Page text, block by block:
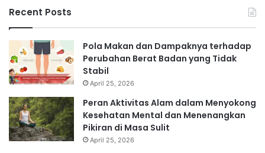
Recent Posts
Pola Makan dan Dampaknya terhadap
Perubahan Berat Badan yang Tidak
Stabil
April 25, 2026
Peran Aktivitas Alam dalam Menyokong
Kesehatan Mental dan Menenangkan
Pikiran di Masa Sulit
April 25, 2026